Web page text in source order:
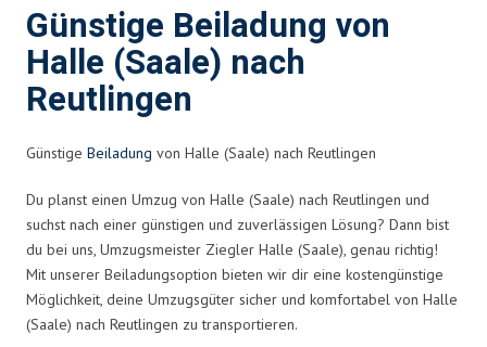
Günstige Beiladung von
Halle (Saale) nach
Reutlingen
Günstige Beiladung von Halle (Saale) nach Reutlingen
Du planst einen Umzug von Halle (Saale) nach Reutlingen und
suchst nach einer günstigen und zuverlässigen Lösung? Dann bist
du bei uns, Umzugsmeister Ziegler Halle (Saale), genau richtig!
Mit unserer Beiladungsoption bieten wir dir eine kostengünstige
Möglichkeit, deine Umzugsgüter sicher und komfortabel von Halle
(Saale) nach Reutlingen zu transportieren.